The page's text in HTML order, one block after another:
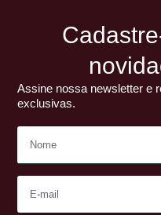
Assine nossa newsletter e
exclusivas.